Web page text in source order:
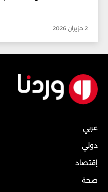
2 حزيران 2026
عربي
دولي
إقتصاد
صحة